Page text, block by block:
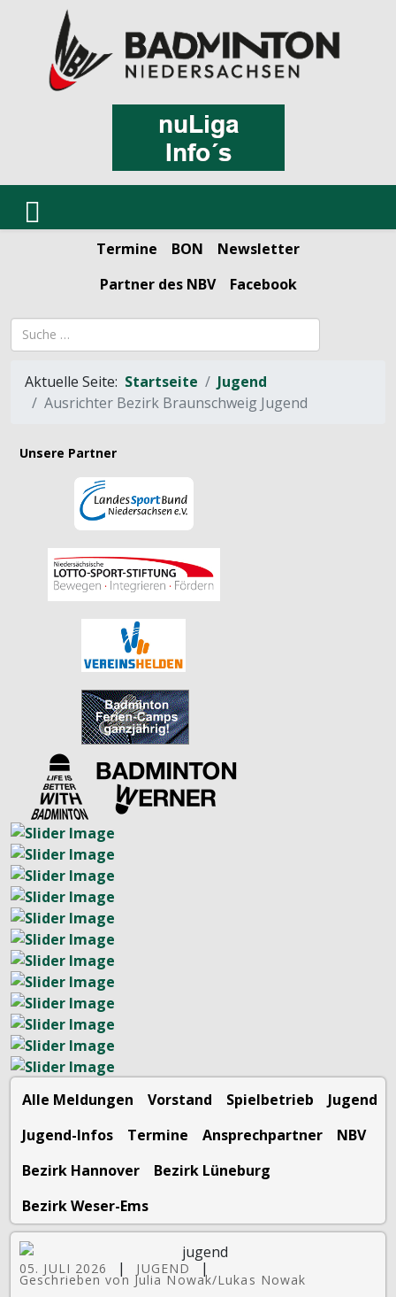
Termine BON
Newsletter
Partner des NBV
Facebook
Suchbegriff
Aktuelle Seite: Startseite
Jugend
Ausrichter Bezirk Braunschweig Jugend
Unsere Partner
Alle Meldungen Vorstand Spielbetrieb
Jugend
Jugend-Infos
Termine Ansprechpartner
NBV
Bezirk Hannover
Bezirk Lüneburg
Bezirk Weser-Ems
05. JULI 2026 | JUGEND |
Geschrieben von Julia Nowak/Lukas Nowak